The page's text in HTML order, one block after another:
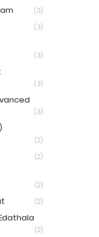
(3)
(3)
(3)
(3)
(3)
(2)
(2)
(2)
(2)
(2)